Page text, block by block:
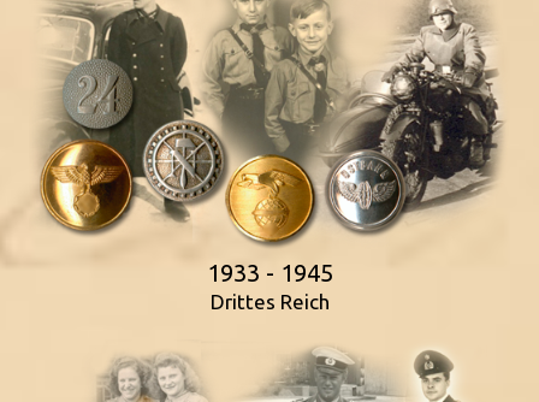
1933 - 1945
Drittes Reich